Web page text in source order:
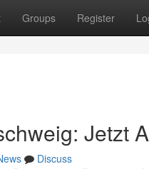
Groups Register
Jetzt
Discuss